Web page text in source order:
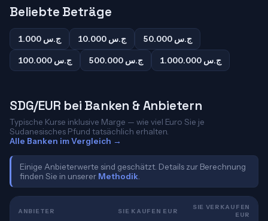
Beliebte Beträge
1.000 ج.س 10.000 ج.س
50.000 ج.س
100.000 ج.س
500.000 ج.س 1.000.000 ج.س
SDG/EUR bei Banken & Anbietern
Typische Kurse inklusive Marge — wie viel Euro Sie je
Sudanesisches Pfund tatsächlich erhalten.
Alle Banken im Vergleich →
Einige Anbieterwerte sind geschätzt. Details zur Berechnung
finden Sie in unserer Methodik
ANBIETER SIE KAUFEN EUR
SIE VERKAUFEN
EUR